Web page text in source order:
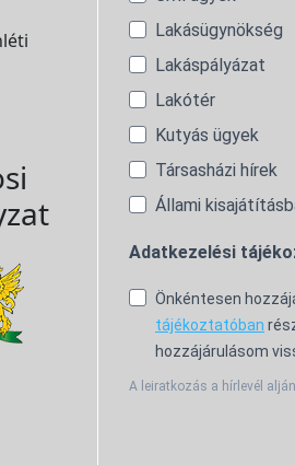
Lakásügynökség
Lakáspályázat
Lakótér
Kutyás ügyek
Társasházi hírek
Állami
Adatkezelési
Önkéntesen
tájékoztatóban
hozzájárulásom
A leiratkozás a hírlevél